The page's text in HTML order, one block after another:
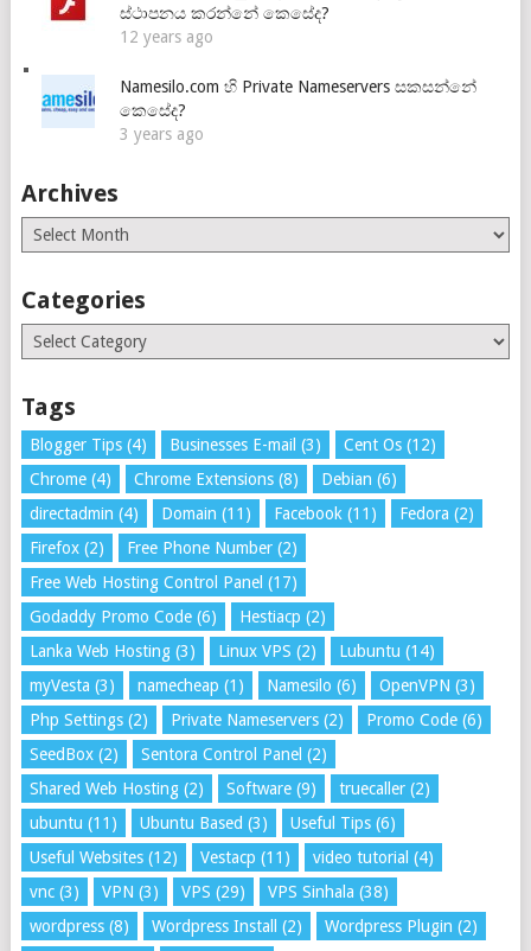
ස්ථාපනය කරන්නේ කෙසේද?
12 years ago
Namesilo.com හි Private Nameservers සකසන්නේ
කෙසේද?
3 years ago
Archives
Archives
Categories
Categories
Tags
Blogger Tips(4) Businesses E-mail (3) Cent Os(12)
Chrome(4) Chrome Extensions(8) Debian (6)
directadmin (4) Domain (11) Facebook (11) Fedora (2)
Firefox(2) Free Phone Number(2)
Free Web Hosting Control Panel (17)
Godaddy Promo Code(6) Hestiacp (2)
Lanka Web Hosting(3) Linux VPS (2) Lubuntu (14)
myVesta (3) namecheap (1) Namesilo (6) OpenVPN (3)
Php Settings(2) Private Nameservers(2) Promo Code(6)
SeedBox(2) Sentora Control Panel (2)
Shared Web Hosting(2) Software(9) truecaller(2)
ubuntu (11) Ubuntu Based (3) Useful Tips(6)
Useful Websites(12) Vestacp (11) video tutorial (4)
vnc(3) VPN (3) VPS (29) VPS Sinhala (38)
wordpress(8) Wordpress Install (2) Wordpress Plugin (2)